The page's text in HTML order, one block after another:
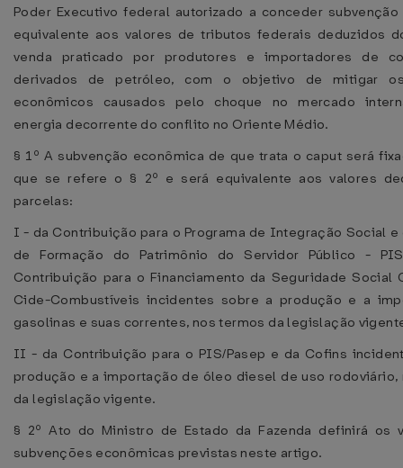
Poder Executivo federal autorizado a conceder
equivalente aos valores de tributos federais deduzidos
venda praticado por produtores e importadores de
derivados de petróleo, com o objetivo de mitigar
econômicos causados pelo choque no mercado
energia decorrente do conflito no Oriente Médio.
§ 1º A subvenção econômica de que trata o caput será
que se refere o § 2º e será equivalente aos valores
parcelas:
I - da Contribuição para o Programa de Integração Social e
de Formação do Patrimônio do Servidor Público -
Contribuição para o Financiamento da Seguridade Social
Cide-Combustíveis incidentes sobre a produção e a
gasolinas e suas correntes, nos termos da legislação
II - da Contribuição para o PIS/Pasep e da Cofins
produção e a importação de óleo diesel de uso rodoviário,
da legislação vigente.
§ 2º Ato do Ministro de Estado da Fazenda definirá os
subvenções econômicas previstas neste artigo.